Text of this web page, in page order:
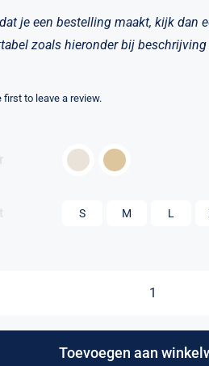
je een bestelling maakt, kijk dan
zoals hieronder bij beschrijving
first to leave a review.
S M L
Hoodie
-
Toevoegen aan